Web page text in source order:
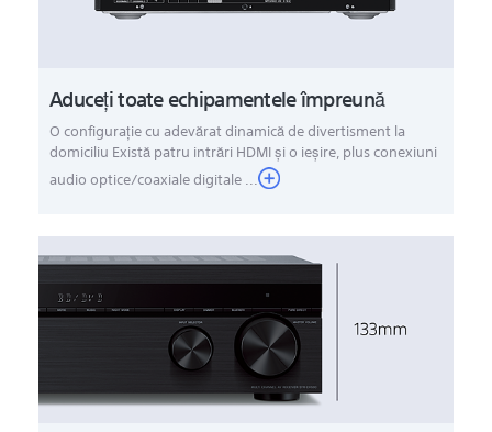
Aduceți toate echipamentele împreună
O configuraţie cu adevărat dinamică de divertisment la
domiciliu Există patru intrări HDMI şi o ieşire, plus conexiuni
audio optice/coaxiale digitale ...